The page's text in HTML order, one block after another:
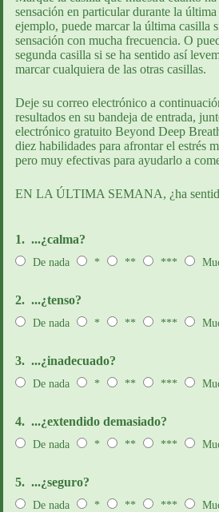
sensación en particular durante la última
ejemplo, puede marcar la última casilla
sensación con mucha frecuencia. O
segunda casilla si se ha sentido así
marcar cualquiera de las otras casillas.
Deje su correo electrónico a
resultados en su bandeja de entrada,
electrónico gratuito Beyond Deep
diez habilidades para afrontar el estrés
pero muy efectivas para ayudarlo a
EN LA ÚLTIMA SEMANA, ¿ha
1. ...¿calma?
De nada * ** ***
2. ...¿tenso?
De nada * ** ***
3. ...¿inadecuado?
De nada * ** ***
4. ...¿extendido demasiado?
De nada * ** ***
5. ...¿seguro?
De nada * ** ***